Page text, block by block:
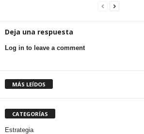
Deja una respuesta
Log in to leave a comment
MÁS LEÍDOS
CATEGORÍAS
Estrategia